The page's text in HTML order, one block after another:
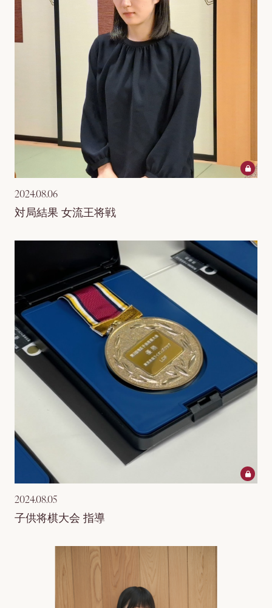
2024.08.06
対局結果 女流王将戦
2024.08.05
子供将棋大会 指導